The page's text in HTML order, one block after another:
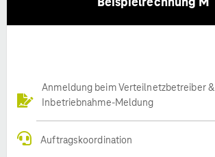
Anmeldung beim Verteilnetzbetreiber &
Inbetriebnahme-Meldung
Auftragskoordination